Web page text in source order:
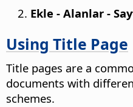
Ekle - Alanlar -
Using Title Page
Title pages are a
documents with
schemes.